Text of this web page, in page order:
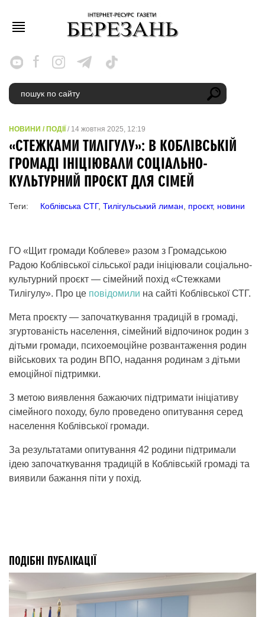
НОВИНИ / ПОДІЇ / 14 жовтня 2025, 12:19
«СТЕЖКАМИ ТИЛІГУЛУ»: В КОБЛІВСЬКІЙ
ГРОМАДІ ІНІЦІЮВАЛИ СОЦІАЛЬНО-
КУЛЬТУРНИЙ ПРОЄКТ ДЛЯ СІМЕЙ
Теги: Коблівська СТГ, Тилігульський лиман проєкт, новини
ГО «Щит громади Коблеве» разом з Громадською
Радою Коблівської сільської ради ініціювали соціально-
культурний проєкт — сімейний похід «Стежками
Тилігулу». Про це повідомили на сайті Коблівської СТГ.
Мета проєкту — започаткування традицій в громаді,
згуртованість населення, сімейний відпочинок родин з
дітьми громади, психоемоційне розвантаження родин
військових та родин ВПО, надання родинам з дітьми
емоційної підтримки.
З метою виявлення бажаючих підтримати ініціативу
сімейного походу, було проведено опитування серед
населення Коблівської громади.
За результатами опитування 42 родини підтримали
ідею започаткування традицій в Коблівській громаді та
виявили бажання піти у похід.
ПОДІБНІ ПУБЛІКАЦІЇ